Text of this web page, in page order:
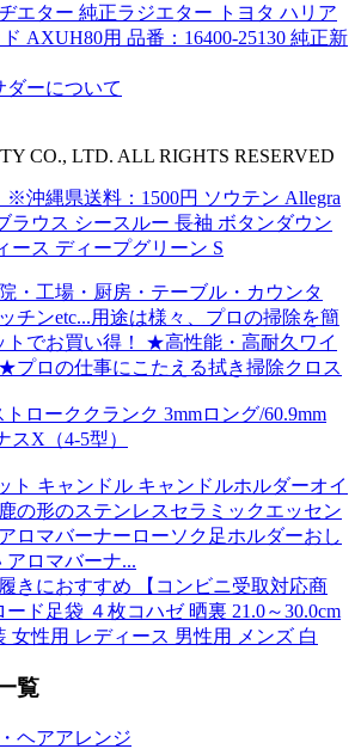
エター 純正ラジエター トヨタ ハリア
AXUH80用 品番：16400-25130 純正新
ーについて
CO., LTD. ALL RIGHTS RESERVED
沖縄県送料：1500円 ソウテン Allegra
ラウス シースルー 長袖 ボタンダウン
ース ディープグリーン S
・工場・厨房・テーブル・カウンタ
チンetc...用途は様々、プロの掃除を簡
トでお買い得！ ★高性能・高耐久ワイ
プロの仕事にこたえる拭き掃除クロス
ローククランク 3mmロング/60.9mm
X（4-5型）
ト キャンドル キャンドルホルダーオイ
の形のステンレスセラミックエッセン
ロマバーナーローソク足ホルダーおし
アロマバーナ...
きにおすすめ 【コンビニ受取対応商
ド足袋 ４枚コハゼ 晒裏 21.0～30.0cm
女性用 レディース 男性用 メンズ 白
覧
ヘアアレンジ